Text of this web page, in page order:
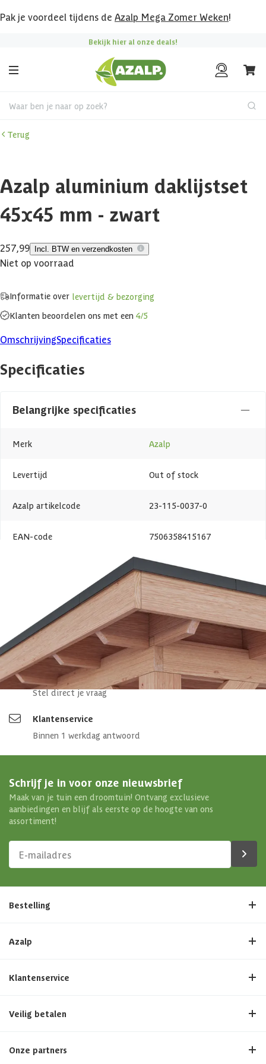
Pak je voordeel tijdens de Azalp Mega Zomer Weken!
Bekijk hier al onze deals!
Waar ben je naar op zoek?
Terug
Azalp aluminium daklijstset
45x45 mm - zwart
257,99 Incl. BTW en verzendkosten
Niet op voorraad
Informatie over levertijd & bezorging
Klanten beoordelen ons met een 4/5
OmschrijvingSpecificaties
Specificaties
Belangrijke specificaties
Merk Azalp
Levertijd Out of stock
Azalp artikelcode 23-115-0037-0
EAN-code 7506358415167
bij TrustedShops
tegen scherpe prijzen
We maken het betaalbaar.
076 - 80 801 24
Direct antwoord
Chat met ons
Stel direct je vraag
Klantenservice
Binnen 1 werkdag antwoord
Schrijf je in voor onze nieuwsbrief
Maak van je tuin een droomtuin! Ontvang exclusieve
aanbiedingen en blijf als eerste op de hoogte van ons
assortiment!
Bestelling
Azalp
Klantenservice
Veilig betalen
Onze partners